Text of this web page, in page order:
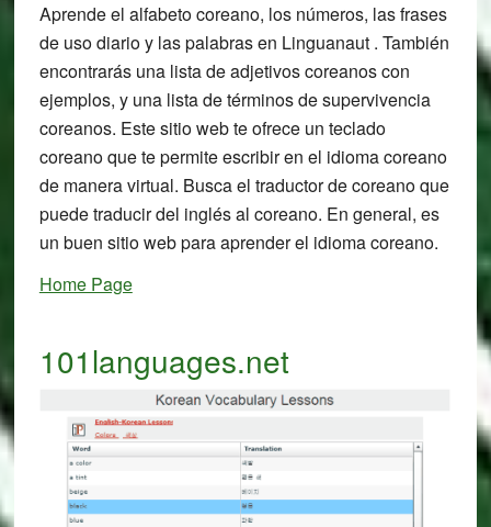
Aprende el alfabeto coreano, los números, las frases
de uso diario y las palabras en Linguanaut . También
encontrarás una lista de adjetivos coreanos con
ejemplos, y una lista de términos de supervivencia
coreanos. Este sitio web te ofrece un teclado
coreano que te permite escribir en el idioma coreano
de manera virtual. Busca el traductor de coreano que
puede traducir del inglés al coreano. En general, es
un buen sitio web para aprender el idioma coreano.
Home Page
101languages.net